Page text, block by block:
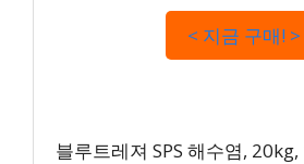
< 지금 구매! >
블루트레져 SPS 해수염, 20kg,